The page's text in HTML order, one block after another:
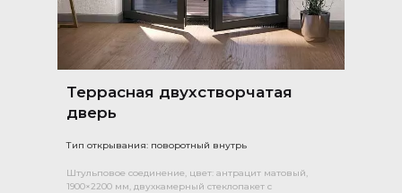
Террасная двухстворчатая
дверь
Тип открывания: поворотный внутрь
Штульповое соединение, цвет: антрацит матовый,
1900×2200 мм, двухкамерный стеклопакет с